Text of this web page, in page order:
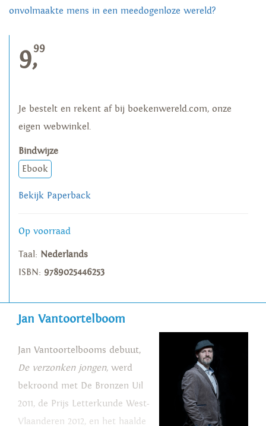
onvolmaakte mens in een meedogenloze wereld?
9,99
Je bestelt en rekent af bij boekenwereld.com, onze
eigen webwinkel.
Bindwijze
Ebook
Bekijk Paperback
Op voorraad
Taal: Nederlands
ISBN: 9789025446253
Jan Vantoortelboom
Jan Vantoortelbooms debuut,
De verzonken jongen, werd
bekroond met De Bronzen Uil
2011, de Prijs Letterkunde West-
Vlaanderen 2012, en het haalde